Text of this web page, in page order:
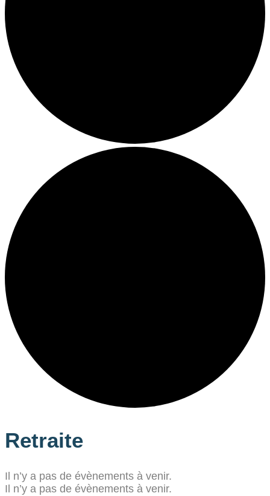
Retraite
Il n’y a pas de évènements à venir.
Il n’y a pas de évènements à venir.